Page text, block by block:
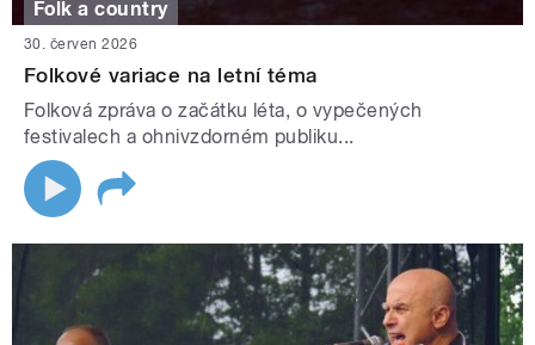
Folk a country
30. červen 2026
Folkové variace na letní téma
Folková zpráva o začátku léta, o vypečených
festivalech a ohnivzdorném publiku...